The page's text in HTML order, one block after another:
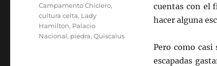
cuentas con el
hacer alguna
Pero como
escapadas
Etiquetas
Campamento Chiclero,
cultura celta, Lady
Hamilton, Palacio
Nacional, piedra,Quiscalus